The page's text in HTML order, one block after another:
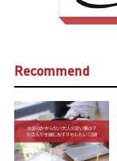
Recommend